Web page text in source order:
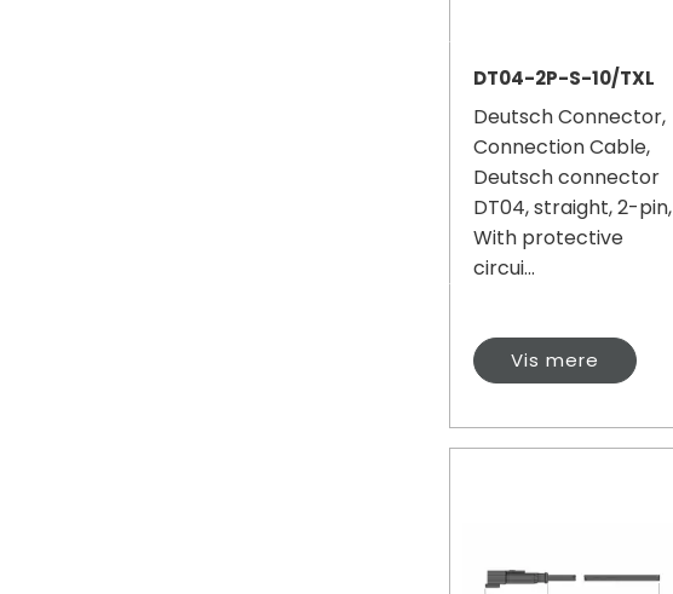
DT04-2P-S-10/TXL
Deutsch Connector,
Connection Cable,
Deutsch connector
DT04, straight, 2-pin,
With protective
circui...
Vis mere